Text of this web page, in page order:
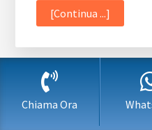
[Continua ...]
a
Rullo
Tende A
Chiama Ora